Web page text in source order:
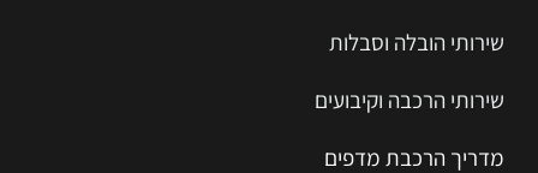
שירותי הובלה וסבלות
שירותי הרכבה וקיבועים
מדריך הרכבת מדפים